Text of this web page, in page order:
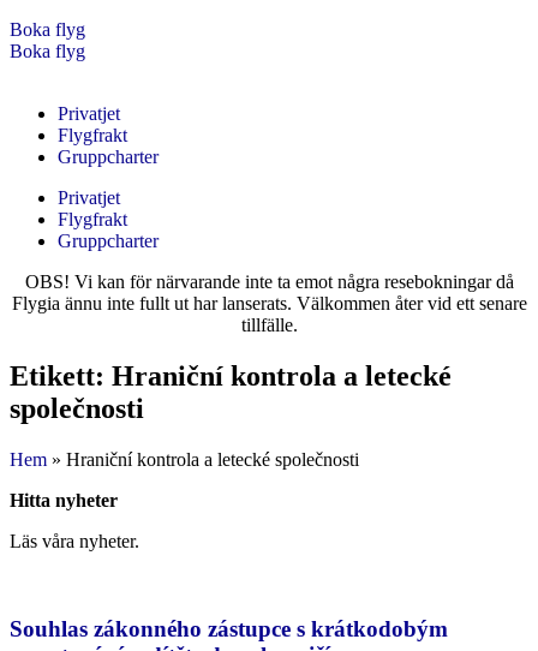
Boka flyg
Boka flyg
Privatjet
Flygfrakt
Gruppcharter
Privatjet
Flygfrakt
Gruppcharter
OBS! Vi kan för närvarande inte ta emot några resebokningar då
Flygia ännu inte fullt ut har lanserats. Välkommen åter vid ett senare
tillfälle.
Etikett: Hraniční kontrola a letecké
společnosti
Hem » Hraniční kontrola a letecké společnosti
Hitta nyheter
Läs våra nyheter.
Souhlas zákonného zástupce s krátkodobým